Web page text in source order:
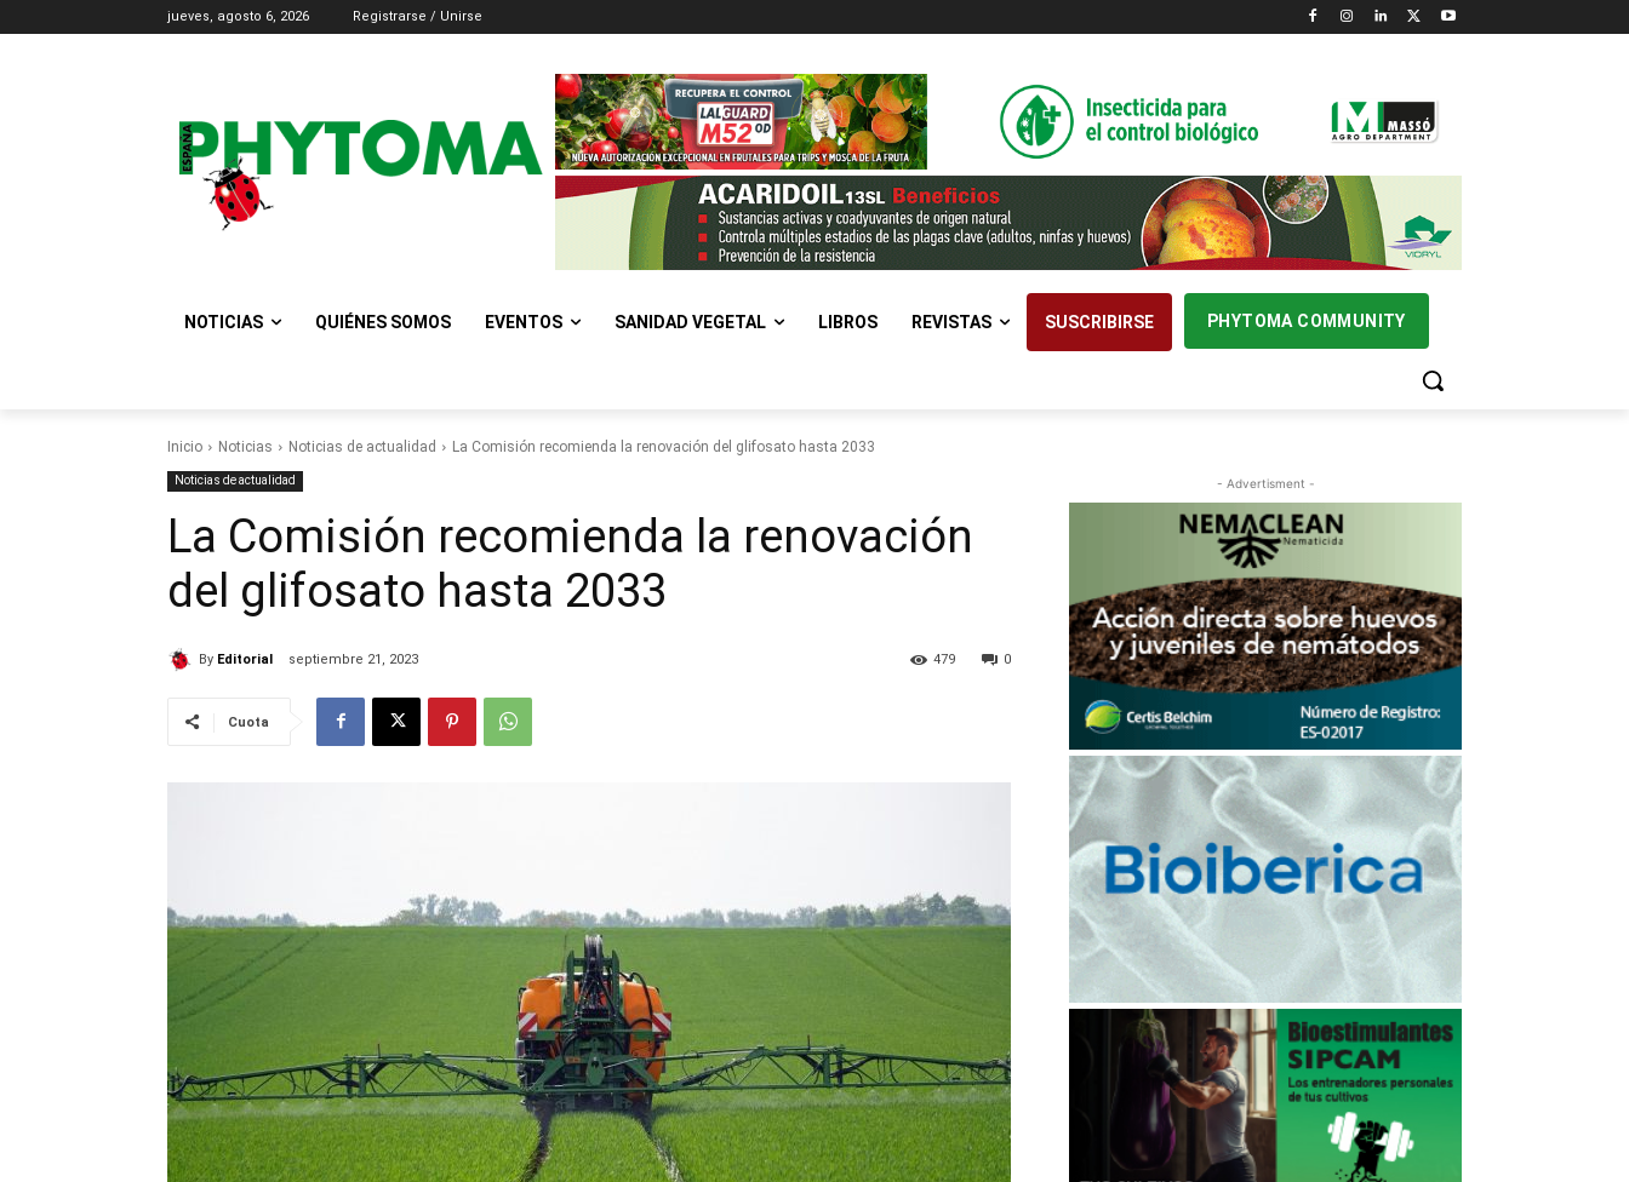
jueves, agosto 6, 2026 Registrarse / Unirse
NOTICIAS QUIÉNES SOMOS EVENTOS SANIDAD VEGETAL LIBROS REVISTAS SUSCRIBIRSE PHYTOMA COMMUNITY
Inicio Noticias Noticias de actualidad La Comisión recomienda la renovación del glifosato hasta 2033
Noticias de actualidad
La Comisión recomienda la renovación
del glifosato hasta 2033
By Editorial septiembre 21, 2023 0
479
Cuota
- Advertisment -